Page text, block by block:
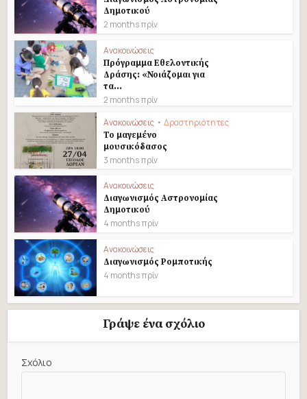
Δημοτικού
2 months πρίν
Ανακοινώσεις
Πρόγραμμα Εθελοντικής
Δράσης: «Νοιάζομαι για
τα...
2 months πρίν
Ανακοινώσεις • Δραστηριότητες
Το μαγεμένο
μουσικόδασος
3 months πρίν
Ανακοινώσεις
Διαγωνισμός Αστρονομίας
Δημοτικού
4 months πρίν
Ανακοινώσεις
Διαγωνισμός Ρομποτικής
4 months πρίν
Γράψε ένα σχόλιο
Σχόλιο